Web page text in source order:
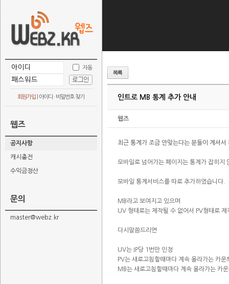
자동
회원가입 아이디 · 비밀번호 찾기
웹즈
공지사항
캐시충전
수익금정산
문의
master@webz.kr
인트로 MB 통계 추가 안내
웹즈
최근 통계가 조금 안맞는다는 분들이 계셔서
모바일로 넘어가는 페이지는 통계가 잡히지
모바일 통계서비스를 따로 추가하였습니다.
MB라고 보여지고 있으며
UV 형태로는 제작될 수 없어서 PV형태로 제
다시말씀드리면
UV는 IP당 1번만 인정
PV는 새로고침할때마다 계속 올라가는 카운
MB는 새로고침할때마다 계속 올라가는 카